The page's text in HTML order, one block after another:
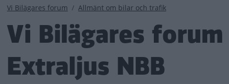
Länkstig
Vi Bilägares forum Allmänt om bilar och trafik
Vi Bilägares forum
Extraljus NBB